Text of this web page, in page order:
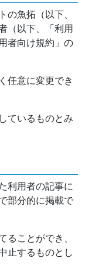
の魚拓（以下、
（以下、「利用
者向け規約」の
任意に変更でき
ているものとみ
利用者の記事に
部分的に掲載で
ることができ、
止するものとし